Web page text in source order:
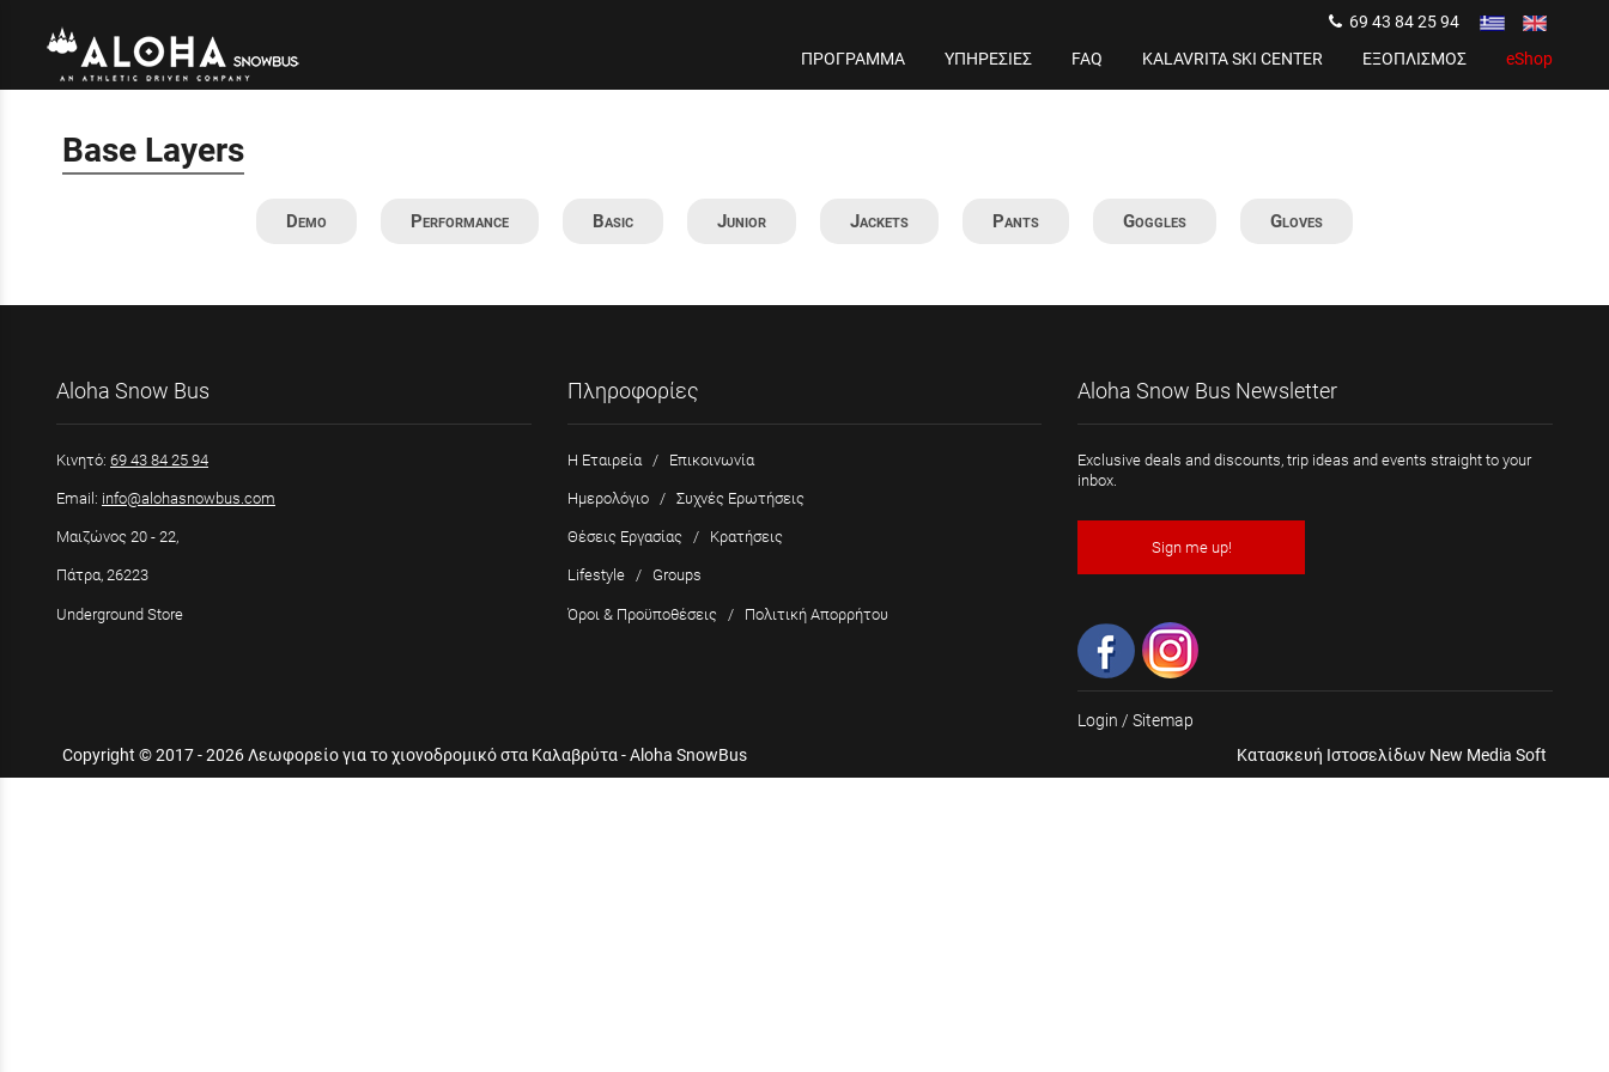
69 43 84 25 94
ΠΡΟΓΡΑΜΜΑ
ΥΠΗΡΕΣΙΕΣ FAQ KALAVRITA SKI CENTER ΕΞΟΠΛΙΣΜΟΣ eShop
Base Layers
Demo Performance Basic Junior Jackets Pants Goggles Gloves
Aloha Snow Bus
Κινητό: 69 43 84 25 94
Email: info@alohasnowbus.com
Μαιζώνος 20 - 22,
Πάτρα, 26223
Underground Store
Πληροφορίες
Η Εταιρεία/ Επικοινωνία
Ημερολόγιο/ Συχνές Ερωτήσεις
Θέσεις Εργασίας / Κρατήσεις
Lifestyle/ Groups
Όροι & Προϋποθέσεις / Πολιτική Απορρήτου
Aloha Snow Bus Newsletter
Exclusive deals and discounts, trip ideas and events straight to your
inbox.
Sign me up!
Login /Sitemap
Copyright © 2017 - 2026 Λεωφορείο για το χιονοδρομικό στα Καλαβρύτα - Aloha SnowBus
Κατασκευή Ιστοσελίδων New Media Soft